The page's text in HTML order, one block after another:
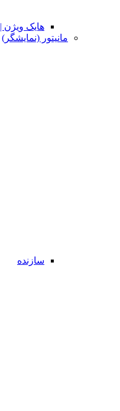
هایک ویژن | HIKVISION
مانیتور (نمایشگر)
سازنده